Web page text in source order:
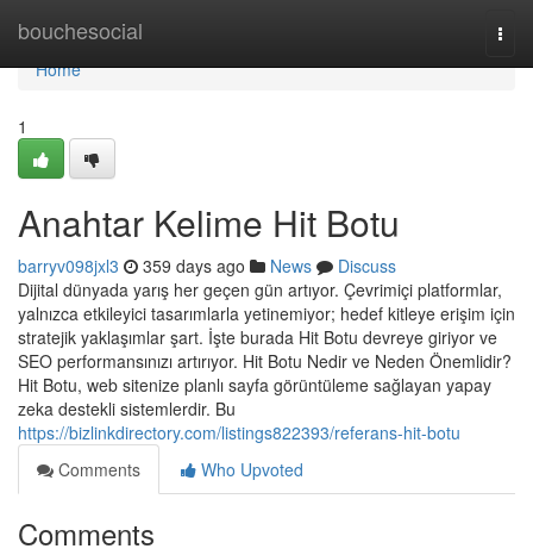
bouchesocial
Home
Home
1
Anahtar Kelime Hit Botu
barryv098jxl3 359 days ago News
Discuss
Dijital dünyada yarış her geçen gün artıyor. Çevrimiçi platformlar,
yalnızca etkileyici tasarımlarla yetinemiyor; hedef kitleye erişim için
stratejik yaklaşımlar şart. İşte burada Hit Botu devreye giriyor ve
SEO performansınızı artırıyor. Hit Botu Nedir ve Neden Önemlidir?
Hit Botu, web sitenize planlı sayfa görüntüleme sağlayan yapay
zeka destekli sistemlerdir. Bu
https://bizlinkdirectory.com/listings822393/referans-hit-botu
Comments
Who Upvoted
Comments